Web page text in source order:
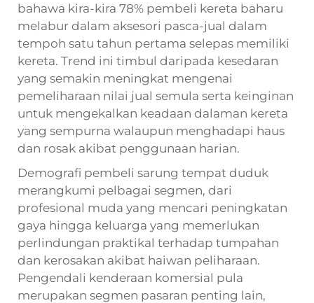
bahawa kira-kira 78% pembeli kereta baharu
melabur dalam aksesori pasca-jual dalam
tempoh satu tahun pertama selepas memiliki
kereta. Trend ini timbul daripada kesedaran
yang semakin meningkat mengenai
pemeliharaan nilai jual semula serta keinginan
untuk mengekalkan keadaan dalaman kereta
yang sempurna walaupun menghadapi haus
dan rosak akibat penggunaan harian.
Demografi pembeli sarung tempat duduk
merangkumi pelbagai segmen, dari
profesional muda yang mencari peningkatan
gaya hingga keluarga yang memerlukan
perlindungan praktikal terhadap tumpahan
dan kerosakan akibat haiwan peliharaan.
Pengendali kenderaan komersial pula
merupakan segmen pasaran penting lain,